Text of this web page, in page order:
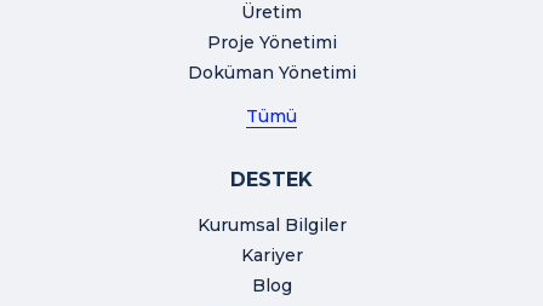
Üretim
Proje Yönetimi
Doküman Yönetimi
Tümü
DESTEK
Kurumsal Bilgiler
Kariyer
Blog